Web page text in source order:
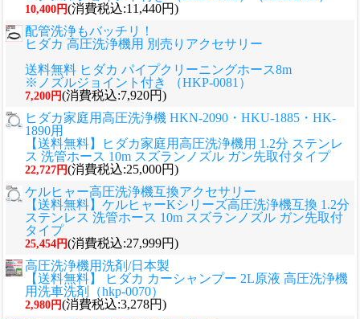
10,400円(消費税込:11,440円)
配管洗浄もバッチリ！
ヒダカ 高圧洗浄機用 別売りアクセサリー
送料無料 ヒダカ パイプクリーニングホース8m
※ノズルジョイント付き （HKP-0081）
7,200円(消費税込:7,920円)
ヒダカ家庭用高圧洗浄機 HKN-2090・HKU-1885・HK-
1890用
【送料無料】ヒダカ家庭用高圧洗浄機用 1.2分 ステンレ
ス 洗管ホース 10m スズランノズル ガン先取付タイプ
22,727円(消費税込:25,000円)
ケルヒャー高圧洗浄機互換アクセサリー
【送料無料】ケルヒャーKシリーズ高圧洗浄機互換 1.2分
ステンレス 洗管ホース 10m スズランノズル ガン先取付
タイプ
25,454円(消費税込:27,999円)
高圧洗浄機用洗剤/日本製
【送料無料】 ヒダカ カーシャンプー 2L原液 高圧洗浄機
用洗車洗剤（hkp-0070）
2,980円(消費税込:3,278円)